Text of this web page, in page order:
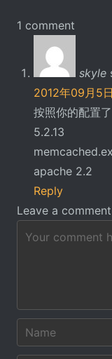
1 comment
skyle
2012年09月5
按照你的配置
5.2.13
apache 2.2
Reply
Leave a comment